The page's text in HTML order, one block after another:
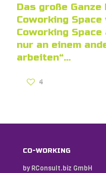
Das große
Coworking
Coworking
nur an einem
arbeiten“…
4
CO-WORKING
by RConsult.biz GmbH